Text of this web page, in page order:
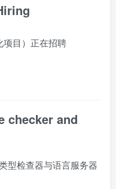
项目）正在招聘
checker and
型检查器与语言服务器